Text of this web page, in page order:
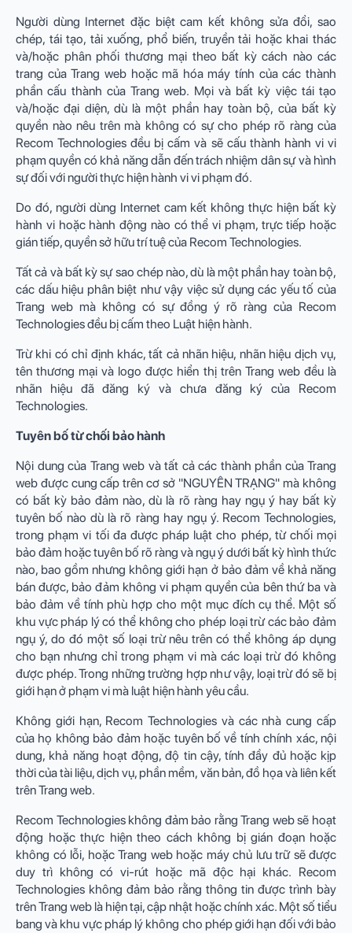
Người dùng Internet đặc biệt cam kết không sửa đổi, sao
chép, tái tạo, tải xuống, phổ biến, truyền tải hoặc khai thác
và/hoặc phân phối thương mại theo bất kỳ cách nào các
trang của Trang web hoặc mã hóa máy tính của các thành
phần cấu thành của Trang web. Mọi và bất kỳ việc tái tạo
và/hoặc đại diện, dù là một phần hay toàn bộ, của bất kỳ
quyền nào nêu trên mà không có sự cho phép rõ ràng của
Recom Technologies đều bị cấm và sẽ cấu thành hành vi vi
phạm quyền có khả năng dẫn đến trách nhiệm dân sự và hình
sự đối với người thực hiện hành vi vi phạm đó.
Do đó, người dùng Internet cam kết không thực hiện bất kỳ
hành vi hoặc hành động nào có thể vi phạm, trực tiếp hoặc
gián tiếp, quyền sở hữu trí tuệ của Recom Technologies.
Tất cả và bất kỳ sự sao chép nào, dù là một phần hay toàn bộ,
các dấu hiệu phân biệt như vậy việc sử dụng các yếu tố của
Trang web mà không có sự đồng ý rõ ràng của Recom
Technologies đều bị cấm theo Luật hiện hành.
Trừ khi có chỉ định khác, tất cả nhãn hiệu, nhãn hiệu dịch vụ,
tên thương mại và logo được hiển thị trên Trang web đều là
nhãn hiệu đã đăng ký và chưa đăng ký của Recom
Technologies.
Tuyên bố từ chối bảo hành
Nội dung của Trang web và tất cả các thành phần của Trang
web được cung cấp trên cơ sở "NGUYÊN TRẠNG" mà không
có bất kỳ bảo đảm nào, dù là rõ ràng hay ngụ ý hay bất kỳ
tuyên bố nào dù là rõ ràng hay ngụ ý. Recom Technologies,
trong phạm vi tối đa được pháp luật cho phép, từ chối mọi
bảo đảm hoặc tuyên bố rõ ràng và ngụ ý dưới bất kỳ hình thức
nào, bao gồm nhưng không giới hạn ở bảo đảm về khả năng
bán được, bảo đảm không vi phạm quyền của bên thứ ba và
bảo đảm về tính phù hợp cho một mục đích cụ thể. Một số
khu vực pháp lý có thể không cho phép loại trừ các bảo đảm
ngụ ý, do đó một số loại trừ nêu trên có thể không áp dụng
cho bạn nhưng chỉ trong phạm vi mà các loại trừ đó không
được phép. Trong những trường hợp như vậy, loại trừ đó sẽ bị
giới hạn ở phạm vi mà luật hiện hành yêu cầu.
Không giới hạn, Recom Technologies và các nhà cung cấp
của họ không bảo đảm hoặc tuyên bố về tính chính xác, nội
dung, khả năng hoạt động, độ tin cậy, tính đầy đủ hoặc kịp
thời của tài liệu, dịch vụ, phần mềm, văn bản, đồ họa và liên kết
trên Trang web.
Recom Technologies không đảm bảo rằng Trang web sẽ hoạt
động hoặc thực hiện theo cách không bị gián đoạn hoặc
không có lỗi, hoặc Trang web hoặc máy chủ lưu trữ sẽ được
duy trì không có vi-rút hoặc mã độc hại khác. Recom
Technologies không đảm bảo rằng thông tin được trình bày
trên Trang web là hiện tại, cập nhật hoặc chính xác. Một số tiểu
bang và khu vực pháp lý không cho phép giới hạn đối với bảo